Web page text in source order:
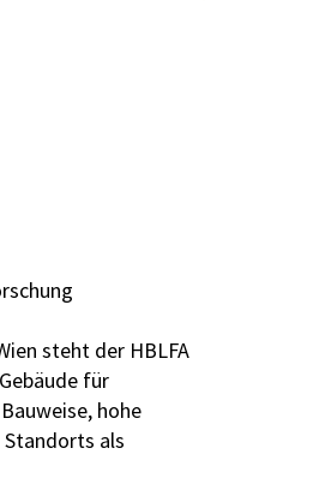
steht der HBLFA
für
hohe
als